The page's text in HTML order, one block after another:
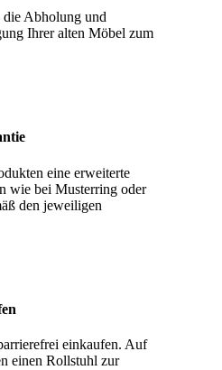
Abholung und
Ihrer alten Möbel zum
eine erweiterte
wie bei Musterring oder
den jeweiligen
einkaufen. Auf
einen Rollstuhl zur